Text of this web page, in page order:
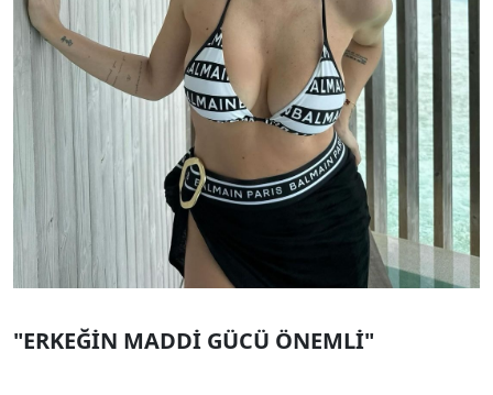
"ERKEĞİN MADDİ GÜCÜ ÖNEMLİ"